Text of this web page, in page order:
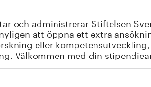
och administrerar Stiftelsen
att öppna ett extra
eller
Välkommen med din